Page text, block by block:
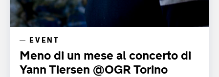
EVENT
Meno di un mese al concerto di
Yann Tiersen @OGR Torino